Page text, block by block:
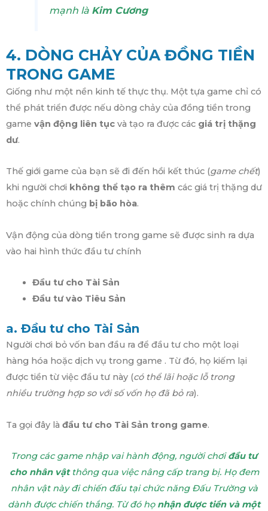
mạnh là Kim Cương
4. DÒNG CHẢY CỦA ĐỒNG TIỀN
TRONG GAME
Giống như một nền kinh tế thực thụ. Một tựa game chỉ có
thể phát triển được nếu dòng chảy của đồng tiền trong
game vận động liên tục và tạo ra được các giá trị thặng
dư.
Thế giới game của bạn sẽ đi đến hồi kết thúc (game chết)
khi người chơi không thể tạo ra thêm các giá trị thặng dư
hoặc chính chúng bị bão hòa.
Vận động của dòng tiền trong game sẽ được sinh ra dựa
vào hai hình thức đầu tư chính
Đầu tư cho Tài Sản
Đầu tư vào Tiêu Sản
a. Đầu tư cho Tài Sản
Người chơi bỏ vốn ban đầu ra để đầu tư cho một loại
hàng hóa hoặc dịch vụ trong game . Từ đó, họ kiếm lại
được tiền từ việc đầu tư này (có thể lãi hoặc lỗ trong
nhiều trường hợp so với số vốn họ đã bỏ ra).
Ta gọi đây là đầu tư cho Tài Sản trong game.
Trong các game nhập vai hành động, người chơiđầu tư
cho nhân vậtthông qua việc nâng cấp trang bị. Họ đem
nhân vật này đi chiến đấu tại chức năng Đấu Trường và
dành được chiến thắng. Từ đó họ nhận được tiền và một